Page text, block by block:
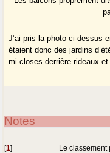
J’ai pris la photo ci-dessus
étaient donc des jardins
mi-closes derrière rideaux
Notes
[1]
Le classement